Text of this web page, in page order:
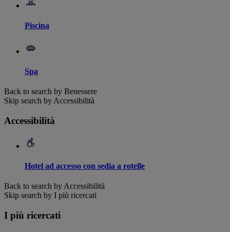
Piscina
Spa
Back to search by Benessere
Skip search by Accessibilità
Accessibilità
Hotel ad accesso con sedia a rotelle
Back to search by Accessibilità
Skip search by I più ricercati
I più ricercati